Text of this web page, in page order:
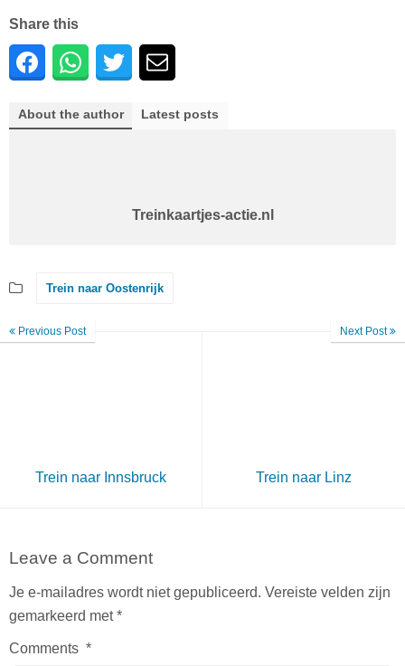
Share this
About the author Latest posts
Treinkaartjes-actie.nl
Trein naar Oostenrijk
Previous Post
Trein naar Innsbruck
Next Post
Trein naar Linz
Leave a Comment
Je e-mailadres wordt niet gepubliceerd. Vereiste velden zijn
gemarkeerd met*
Comments *